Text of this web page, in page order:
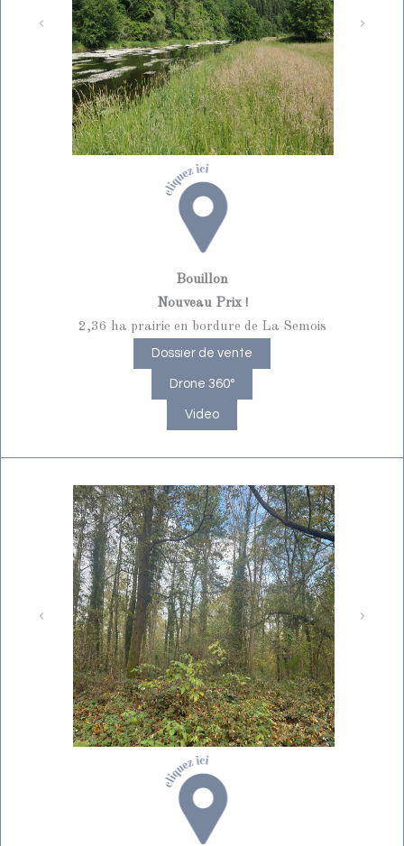
Bouillon
Nouveau Prix !
2,36 ha prairie en bordure de La Semois
Dossier de vente
Drone 360°
Video